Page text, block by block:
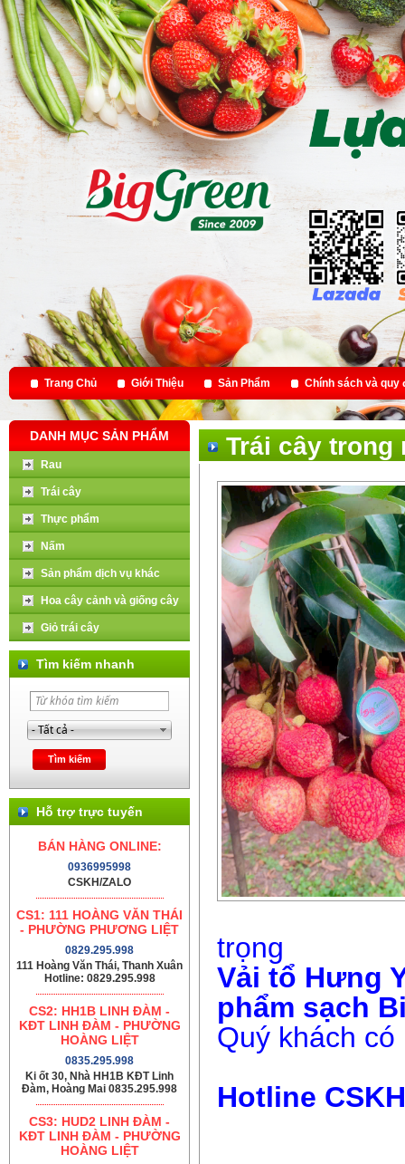
Trang Chủ Giới Thiệu Sản Phẩm Chính sách và quy
DANH MỤC SẢN PHẨM
Rau
Trái cây
Thực phẩm
Nấm
Sản phẩm dịch vụ khác
Hoa cây cảnh và giống cây
Giỏ trái cây
Tìm kiếm nhanh
Hỗ trợ trực tuyến
BÁN HÀNG ONLINE:
0936995998
CSKH/ZALO
CS1: 111 HOÀNG VĂN THÁI
- PHƯỜNG PHƯƠNG LIỆT
0829.295.998
111 Hoàng Văn Thái, Thanh Xuân
Hotline: 0829.295.998
CS2: HH1B LINH ĐÀM -
KĐT LINH ĐÀM - PHƯỜNG
HOÀNG LIỆT
0835.295.998
Ki ốt 30, Nhà HH1B KĐT Linh
Đàm, Hoàng Mai 0835.295.998
CS3: HUD2 LINH ĐÀM -
KĐT LINH ĐÀM - PHƯỜNG
HOÀNG LIỆT
Trái cây trong
trọng
Vải tổ Hưng
phẩm sạch
Quý khách
Hotline